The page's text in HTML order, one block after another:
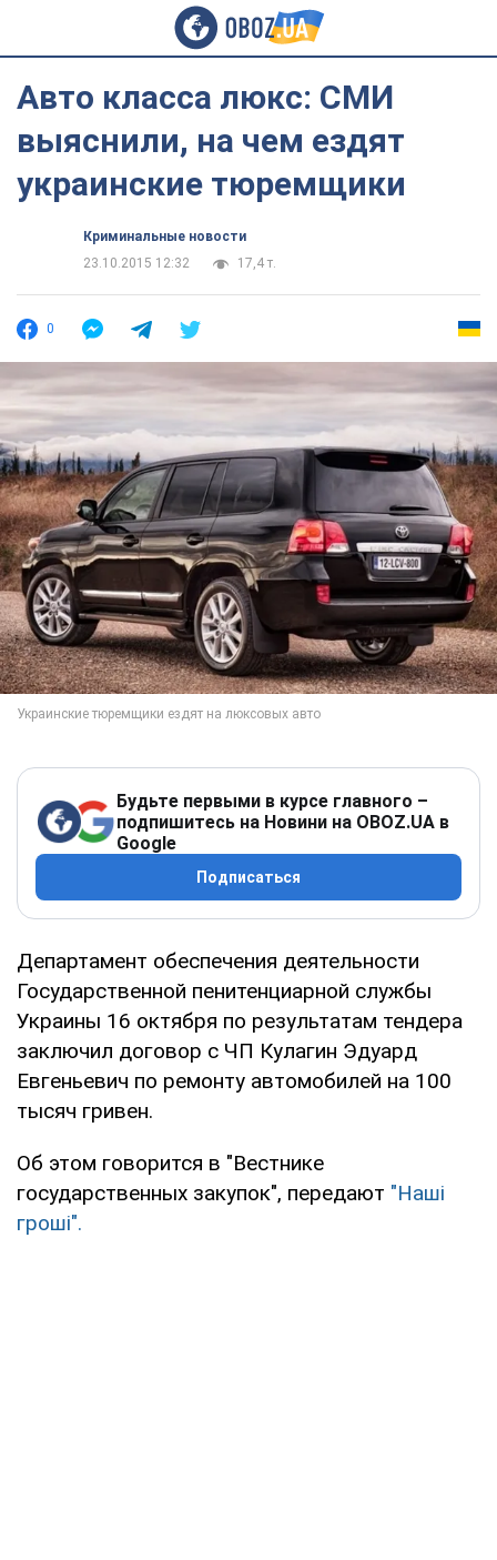
Авто класса люкс: СМИ
выяснили, на чем ездят
украинские тюремщики
Криминальные новости
23.10.2015 12:32
17,4 т.
0
Будьте первыми в курсе главного –
подпишитесь на Новини на OBOZ.UA в
Google
Подписаться
Департамент обеспечения деятельности
Государственной пенитенциарной службы
Украины 16 октября по результатам тендера
заключил договор с ЧП Кулагин Эдуард
Евгеньевич по ремонту автомобилей на 100
тысяч гривен.
Об этом говорится в "Вестнике
государственных закупок", передают "Наші
гроші".